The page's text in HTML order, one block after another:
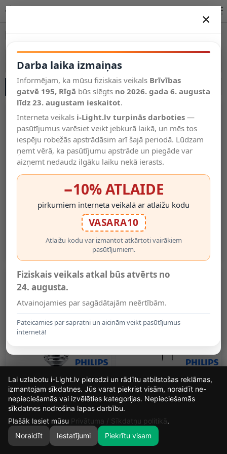
Salīdzināt
Vēlmju
saraksts
Valodas
0
Izpārdošana
Vairāk kategoriju
-36%
LED Spuldze GU10 CorePro
DIM 3W 230lm 2700K Philips
1.90€
8W E27 LED Spuldze 827
(60W) 2700K 806lm -
1.99€
CorePro A60 LED Spuldze
E27 13W 2700K 1521 Lm
(PHILIPS)
2.20€
3.99€
Philips G4 CorePro LED
Spuldze 2.4W 2700K 300lm
6.49€
-28%
×
Darba laika izmaiņas
Informējam, ka mūsu fiziskais veikals Brīvības
gatvē 195, Rīgā būs slēgts no 2026. gada 6. augusta
līdz 23. augustam ieskaitot.
Interneta veikals i-Light.lv turpinās darboties —
pasūtījumus varēsiet veikt jebkurā laikā, un mēs tos
iespēju robežās apstrādāsim arī šajā periodā. Lūdzam
ņemt vērā, ka pasūtījumu apstrāde un piegāde var
aizņemt nedaudz ilgāku laiku nekā ierasts.
−10% ATLAIDE
pirkumiem interneta veikalā ar atlaižu kodu
VASARA10
Atlaižu kodu var izmantot atkārtoti vairākiem
pasūtījumiem.
Fiziskais veikals atkal būs atvērts no
24. augusta.
Atvainojamies par sagādātajām neērtībām.
Pateicamies par sapratni un aicinām veikt pasūtījumus
internetā!
15
DIENAS
2
STUNDAS
20
MIN.
56
Lai uzlabotu i-Light.lv pieredzi un rādītu atbilstošas reklāmas,
izmantojam sīkdatnes. Jūs varat piekrist visām, noraidīt ne-
nepieciešamās vai izvēlēties kategorijas. Nepieciešamās
sīkdatnes nodrošina lapas darbību.
Plašāk lasiet mūsu Privātuma / Sīkdatņu politikā.
Noraidīt
Iestatījumi Piekrītu visam